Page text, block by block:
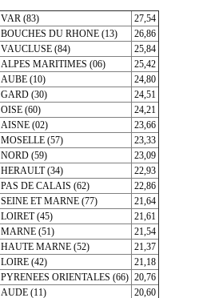
VAR (83)
27,54
BOUCHES DU RHONE (13)
26,86
VAUCLUSE (84)
25,84
ALPES MARITIMES (06)
25,42
AUBE (10)
24,80
GARD (30)
24,51
OISE (60)
24,21
AISNE (02)
23,66
MOSELLE (57)
23,33
NORD (59)
23,09
HERAULT (34)
22,93
PAS DE CALAIS (62)
22,86
SEINE ET MARNE (77)
21,64
LOIRET (45)
21,61
MARNE (51)
21,54
HAUTE MARNE (52)
21,37
LOIRE (42)
21,18
PYRENEES ORIENTALES (66) 20,76
AUDE (11)
20,60